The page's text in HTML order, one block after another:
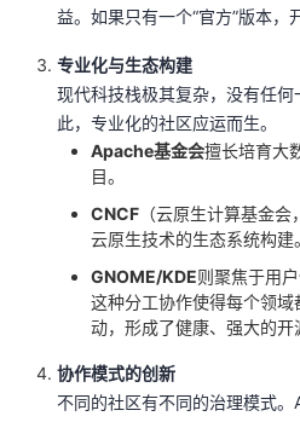
益。如果只有一个“官方”版本，
专业化与生态构建
现代科技栈极其复杂，没有任
此，专业化的社区应运而生。
Apache基金会擅长培育大
目。
CNCF （云原生计算基金
云原生技术的生态系统构建。
GNOME/KDE则聚焦于用户
这种分工协作使得每个领
动，形成了健康、强大的开
协作模式的创新
不同的社区有不同的治理模式